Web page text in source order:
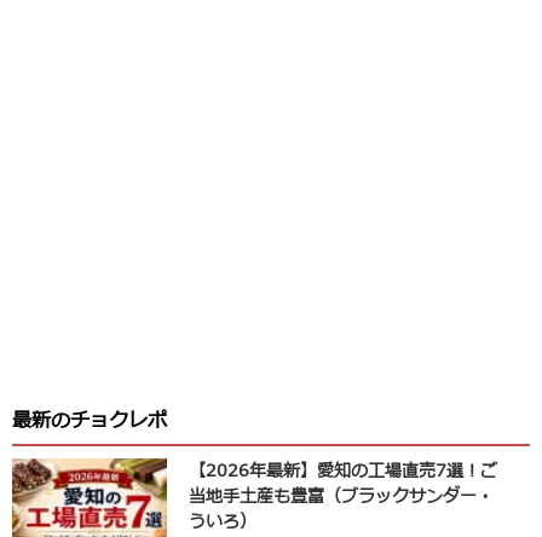
最新のチョクレポ
【2026年最新】愛知の工場直売7選！ご
当地手土産も豊富（ブラックサンダー・
ういろ）